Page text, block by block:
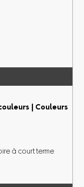
| Couleurs
à court terme